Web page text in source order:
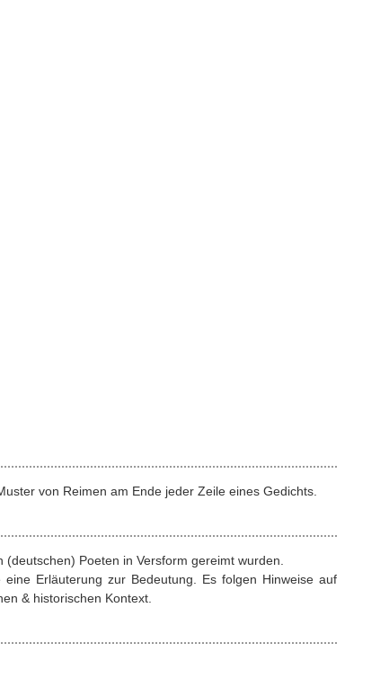
von Reimen am Ende jeder Zeile eines Gedichts.
Poeten in Versform gereimt wurden.
Erläuterung zur Bedeutung. Es folgen Hinweise auf
& historischen Kontext.